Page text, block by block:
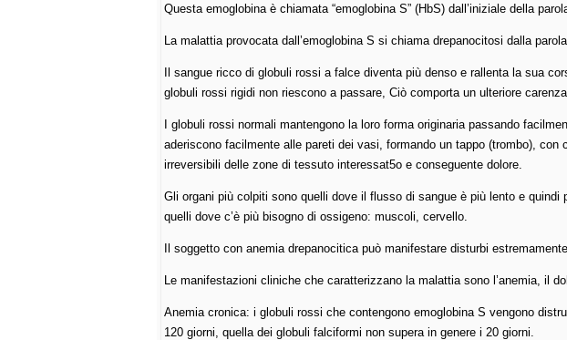
Questa emoglobina è chiamata “emoglobina S” (HbS) dall’iniziale della
La malattia provocata dall’emoglobina S si chiama drepanocitosi dalla
Il sangue ricco di globuli rossi a falce diventa più denso e rallenta la sua
globuli rossi rigidi non riescono a passare, Ciò comporta un ulteriore
I globuli rossi normali mantengono la loro forma originaria passando
aderiscono facilmente alle pareti dei vasi, formando un tappo (trombo),
irreversibili delle zone di tessuto interessat5o e conseguente dolore.
Gli organi più colpiti sono quelli dove il flusso di sangue è più lento e
quelli dove c’è più bisogno di ossigeno: muscoli, cervello.
Il soggetto con anemia drepanocitica può manifestare disturbi
Le manifestazioni cliniche che caratterizzano la malattia sono l’anemia, il
Anemia cronica: i globuli rossi che contengono emoglobina S vengono
120 giorni, quella dei globuli falciformi non supera in genere i 20 giorni.